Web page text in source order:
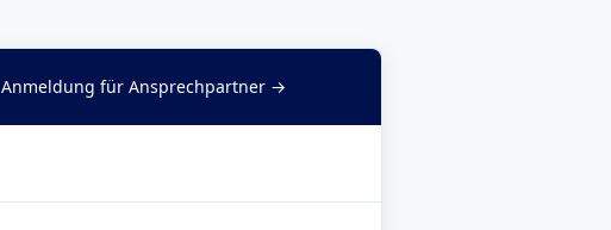
Anmeldung für Ansprechpartner →